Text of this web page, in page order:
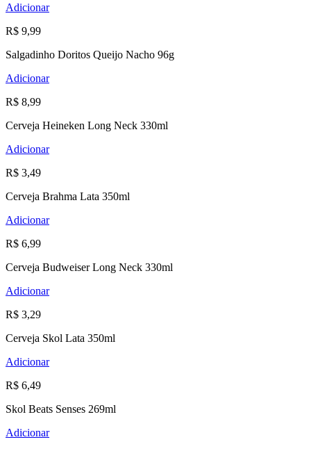
Adicionar
R$ 9,99
Salgadinho Doritos Queijo Nacho 96g
Adicionar
R$ 8,99
Cerveja Heineken Long Neck 330ml
Adicionar
R$ 3,49
Cerveja Brahma Lata 350ml
Adicionar
R$ 6,99
Cerveja Budweiser Long Neck 330ml
Adicionar
R$ 3,29
Cerveja Skol Lata 350ml
Adicionar
R$ 6,49
Skol Beats Senses 269ml
Adicionar